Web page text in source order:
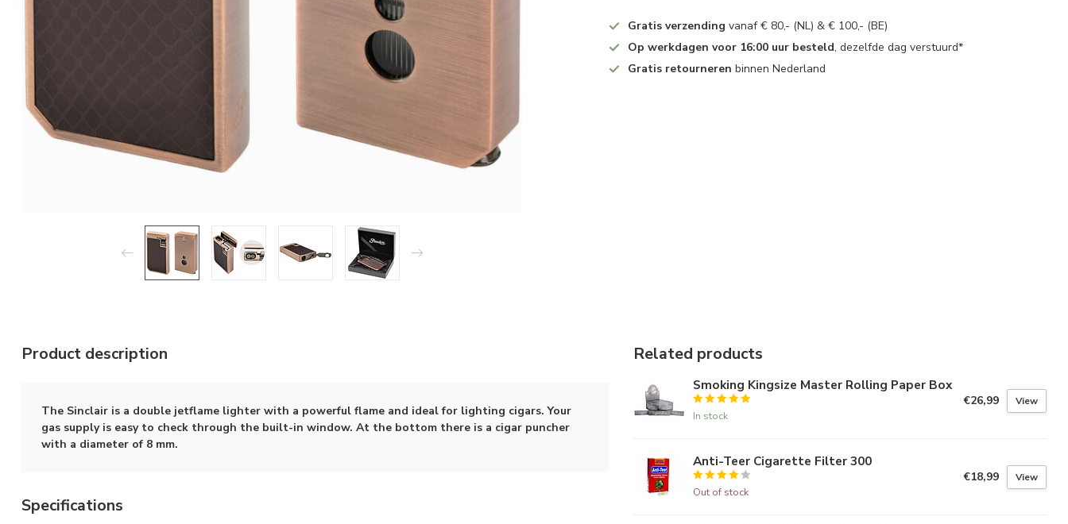
Gratis verzendingvanaf € 80,- (NL) & € 100,- (BE)
Op werkdagen voor 16:00 uur besteld, dezelfde dag verstuurd*
Gratis retourneren binnen Nederland
Product description
The Sinclair is a double jetflame lighter with a powerful flame and ideal for lighting cigars. Your
gas supply is easy to check through the built-in window. At the bottom there is a cigar puncher
with a diameter of 8 mm.
Specifications
Related products
Smoking Kingsize Master Rolling Paper Box
In stock
€26,99 View
Anti-Teer Cigarette Filter 300
Out of stock
€18,99 View